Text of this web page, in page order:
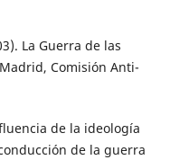
La Guerra de las
Comisión Anti-
de la ideología
de la guerra